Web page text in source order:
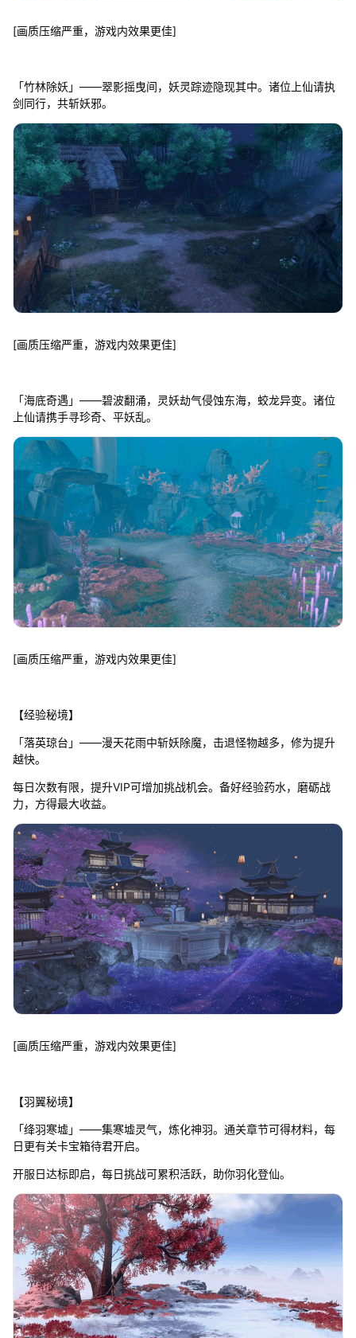
[画质压缩严重，游戏内效果更佳]
「竹林除妖」——翠影摇曳间，妖灵踪迹隐现其中。诸位上仙请执
剑同行，共斩妖邪。
[画质压缩严重，游戏内效果更佳]
「海底奇遇」——碧波翻涌，灵妖劫气侵蚀东海，蛟龙异变。诸位
上仙请携手寻珍奇、平妖乱。
[画质压缩严重，游戏内效果更佳]
【经验秘境】
「落英琼台」——漫天花雨中斩妖除魔，击退怪物越多，修为提升
越快。
每日次数有限，提升VIP可增加挑战机会。备好经验药水，磨砺战
力，方得最大收益。
[画质压缩严重，游戏内效果更佳]
【羽翼秘境】
「绛羽寒墟」——集寒墟灵气，炼化神羽。通关章节可得材料，每
日更有关卡宝箱待君开启。
开服日达标即启，每日挑战可累积活跃，助你羽化登仙。